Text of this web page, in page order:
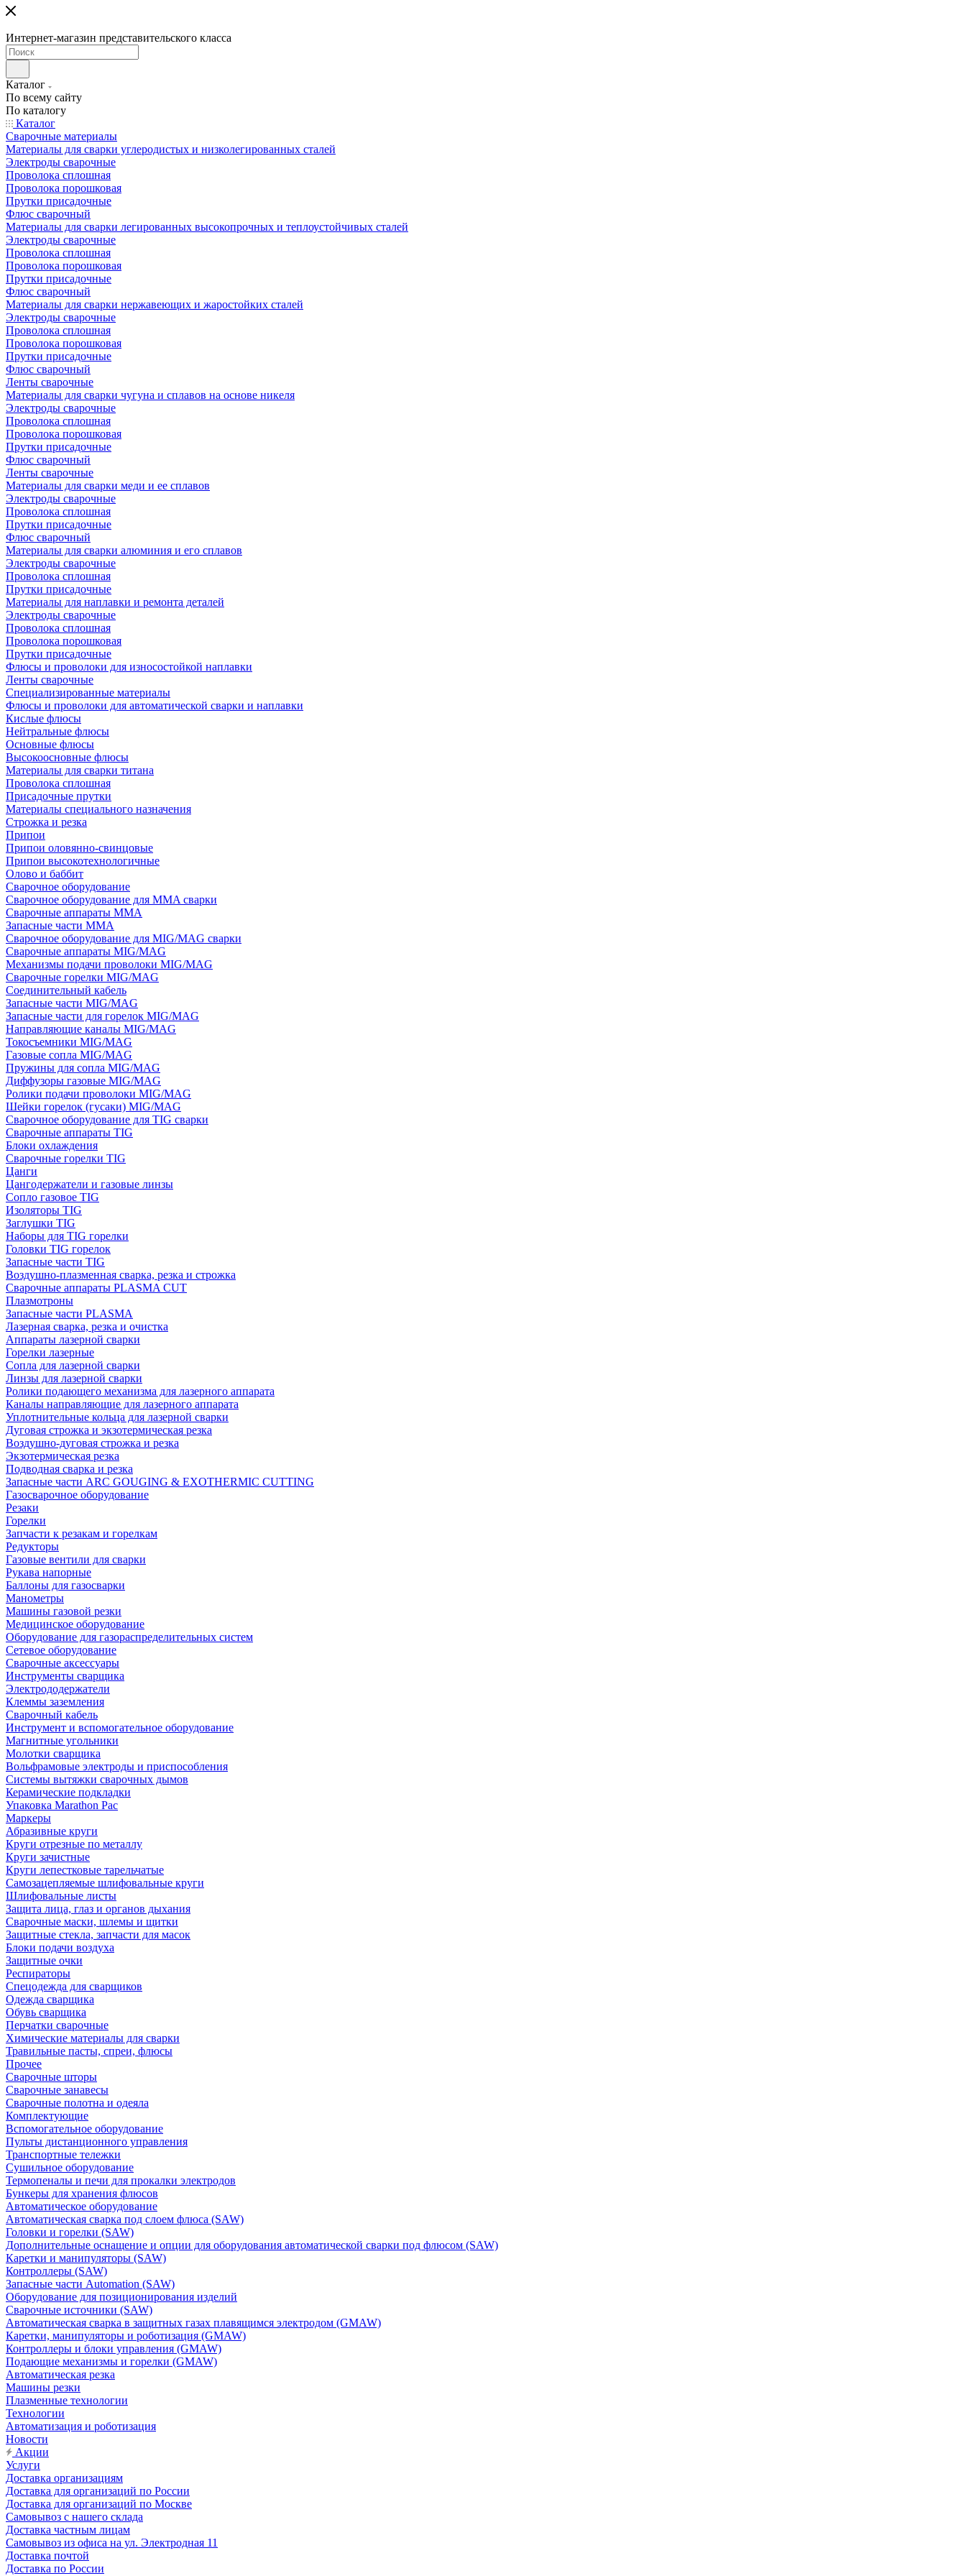
Интернет-магазин представительского класса
Каталог
По всему сайту
По каталогу
Каталог
Сварочные материалы
Материалы для сварки углеродистых и низколегированных сталей
Электроды сварочные
Проволока сплошная
Проволока порошковая
Прутки присадочные
Флюс сварочный
Материалы для сварки легированных высокопрочных и теплоустойчивых сталей
Электроды сварочные
Проволока сплошная
Проволока порошковая
Прутки присадочные
Флюс сварочный
Материалы для сварки нержавеющих и жаростойких сталей
Электроды сварочные
Проволока сплошная
Проволока порошковая
Прутки присадочные
Флюс сварочный
Ленты сварочные
Материалы для сварки чугуна и сплавов на основе никеля
Электроды сварочные
Проволока сплошная
Проволока порошковая
Прутки присадочные
Флюс сварочный
Ленты сварочные
Материалы для сварки меди и ее сплавов
Электроды сварочные
Проволока сплошная
Прутки присадочные
Флюс сварочный
Материалы для сварки алюминия и его сплавов
Электроды сварочные
Проволока сплошная
Прутки присадочные
Материалы для наплавки и ремонта деталей
Электроды сварочные
Проволока сплошная
Проволока порошковая
Прутки присадочные
Флюсы и проволоки для износостойкой наплавки
Ленты сварочные
Специализированные материалы
Флюсы и проволоки для автоматической сварки и наплавки
Кислые флюсы
Нейтральные флюсы
Основные флюсы
Высокоосновные флюсы
Материалы для сварки титана
Проволока сплошная
Присадочные прутки
Материалы специального назначения
Строжка и резка
Припои
Припои оловянно-свинцовые
Припои высокотехнологичные
Олово и баббит
Сварочное оборудование
Сварочное оборудование для MMA сварки
Сварочные аппараты MMA
Запасные части MMA
Сварочное оборудование для MIG/MAG сварки
Сварочные аппараты MIG/MAG
Механизмы подачи проволоки MIG/MAG
Сварочные горелки MIG/MAG
Соединительный кабель
Запасные части MIG/MAG
Запасные части для горелок MIG/MAG
Направляющие каналы MIG/MAG
Токосъемники MIG/MAG
Газовые сопла MIG/MAG
Пружины для сопла MIG/MAG
Диффузоры газовые MIG/MAG
Ролики подачи проволоки MIG/MAG
Шейки горелок (гусаки) MIG/MAG
Сварочное оборудование для TIG сварки
Сварочные аппараты TIG
Блоки охлаждения
Сварочные горелки TIG
Цанги
Цангодержатели и газовые линзы
Сопло газовое TIG
Изоляторы TIG
Заглушки TIG
Наборы для TIG горелки
Головки TIG горелок
Запасные части TIG
Воздушно-плазменная сварка, резка и строжка
Сварочные аппараты PLASMA CUT
Плазмотроны
Запасные части PLASMA
Лазерная сварка, резка и очистка
Аппараты лазерной сварки
Горелки лазерные
Сопла для лазерной сварки
Линзы для лазерной сварки
Ролики подающего механизма для лазерного аппарата
Каналы направляющие для лазерного аппарата
Уплотнительные кольца для лазерной сварки
Дуговая строжка и экзотермическая резка
Воздушно-дуговая строжка и резка
Экзотермическая резка
Подводная сварка и резка
Запасные части ARC GOUGING & EXOTHERMIC CUTTING
Газосварочное оборудование
Резаки
Горелки
Запчасти к резакам и горелкам
Редукторы
Газовые вентили для сварки
Рукава напорные
Баллоны для газосварки
Манометры
Машины газовой резки
Медицинское оборудование
Оборудование для газораспределительных систем
Сетевое оборудование
Сварочные аксессуары
Инструменты сварщика
Электрододержатели
Клеммы заземления
Сварочный кабель
Инструмент и вспомогательное оборудование
Магнитные угольники
Молотки сварщика
Вольфрамовые электроды и приспособления
Системы вытяжки сварочных дымов
Керамические подкладки
Упаковка Marathon Pac
Маркеры
Абразивные круги
Круги отрезные по металлу
Круги зачистные
Круги лепестковые тарельчатые
Самозацепляемые шлифовальные круги
Шлифовальные листы
Защита лица, глаз и органов дыхания
Сварочные маски, шлемы и щитки
Защитные стекла, запчасти для масок
Блоки подачи воздуха
Защитные очки
Респираторы
Спецодежда для сварщиков
Одежда сварщика
Обувь сварщика
Перчатки сварочные
Химические материалы для сварки
Травильные пасты, спреи, флюсы
Прочее
Сварочные шторы
Сварочные занавесы
Сварочные полотна и одеяла
Комплектующие
Вспомогательное оборудование
Пульты дистанционного управления
Транспортные тележки
Сушильное оборудование
Термопеналы и печи для прокалки электродов
Бункеры для хранения флюсов
Автоматическое оборудование
Автоматическая сварка под слоем флюса (SAW)
Головки и горелки (SAW)
Дополнительные оснащение и опции для оборудования автоматической сварки под флюсом (SAW)
Каретки и манипуляторы (SAW)
Контроллеры (SAW)
Запасные части Automation (SAW)
Оборудование для позиционирования изделий
Сварочные источники (SAW)
Автоматическая сварка в защитных газах плавящимся электродом (GMAW)
Каретки, манипуляторы и роботизация (GMAW)
Контроллеры и блоки управления (GMAW)
Подающие механизмы и горелки (GMAW)
Автоматическая резка
Машины резки
Плазменные технологии
Технологии
Автоматизация и роботизация
Новости
Акции
Услуги
Доставка организациям
Доставка для организаций по России
Доставка для организаций по Москве
Самовывоз с нашего склада
Доставка частным лицам
Самовывоз из офиса на ул. Электродная 11
Доставка почтой
Доставка по России